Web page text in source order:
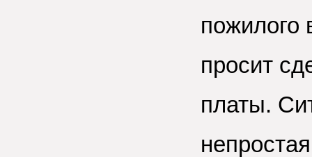
пожилого
просит
платы.